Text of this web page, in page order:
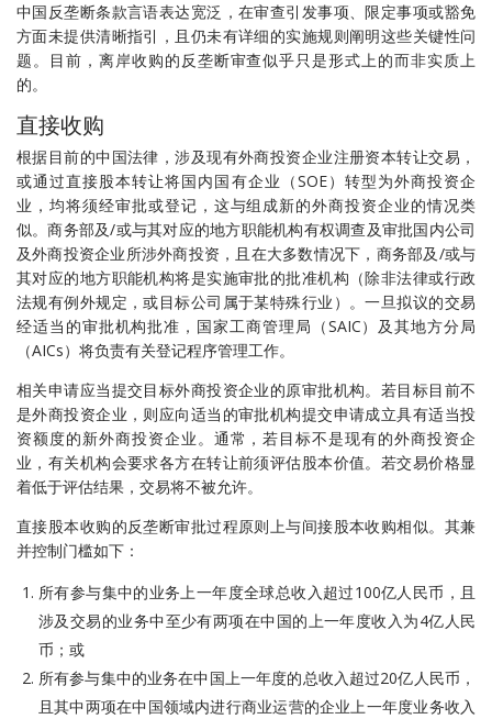
中国反垄断条款言语表达宽泛，在审查引发事项、限定事项或豁免
方面未提供清晰指引，且仍未有详细的实施规则阐明这些关键性问
题。目前，离岸收购的反垄断审查似乎只是形式上的而非实质上
的。
直接收购
根据目前的中国法律，涉及现有外商投资企业注册资本转让交易，
或通过直接股本转让将国内国有企业（SOE）转型为外商投资企
业，均将须经审批或登记，这与组成新的外商投资企业的情况类
似。商务部及/或与其对应的地方职能机构有权调查及审批国内公司
及外商投资企业所涉外商投资，且在大多数情况下，商务部及/或与
其对应的地方职能机构将是实施审批的批准机构（除非法律或行政
法规有例外规定，或目标公司属于某特殊行业）。一旦拟议的交易
经适当的审批机构批准，国家工商管理局（SAIC）及其地方分局
（AICs）将负责有关登记程序管理工作。
相关申请应当提交目标外商投资企业的原审批机构。若目标目前不
是外商投资企业，则应向适当的审批机构提交申请成立具有适当投
资额度的新外商投资企业。通常，若目标不是现有的外商投资企
业，有关机构会要求各方在转让前须评估股本价值。若交易价格显
着低于评估结果，交易将不被允许。
直接股本收购的反垄断审批过程原则上与间接股本收购相似。其兼
并控制门槛如下：
所有参与集中的业务上一年度全球总收入超过100亿人民币，且
涉及交易的业务中至少有两项在中国的上一年度收入为4亿人民
币；或
所有参与集中的业务在中国上一年度的总收入超过20亿人民币，
且其中两项在中国领域内进行商业运营的企业上一年度业务收入